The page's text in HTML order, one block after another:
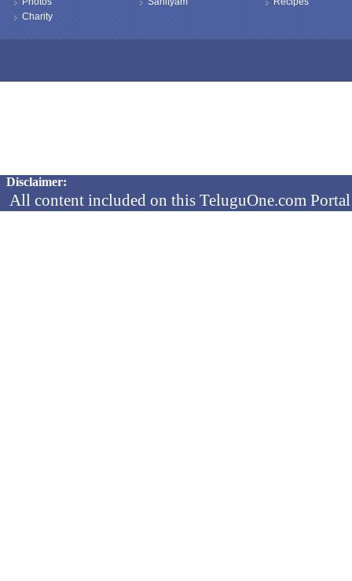
Charity
Disclaimer:
All content included on this TeluguOne.com